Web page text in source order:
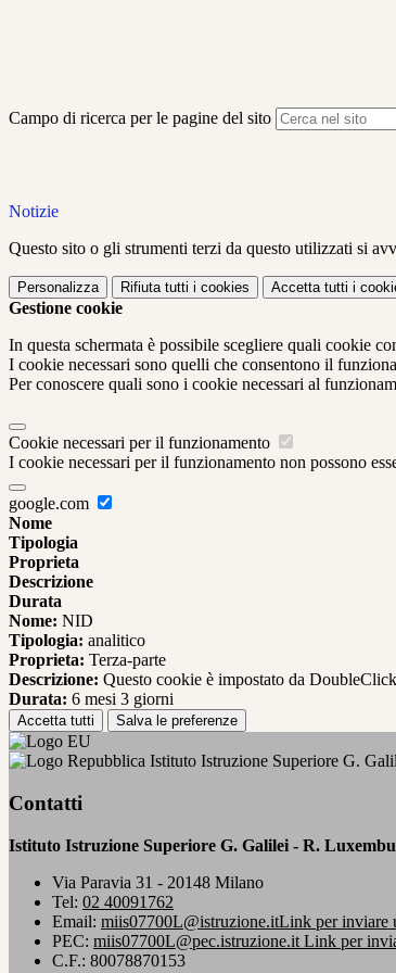
Campo di ricerca per le pagine del sito
Notizie
Questo sito o gli strumenti terzi da questo utilizzati si
Personalizza Rifiuta tutti i cookies Accetta tutti i
Gestione cookie
In questa schermata è possibile scegliere quali cookie
I cookie necessari sono quelli che consentono il
Per conoscere quali sono i cookie necessari al
Cookie necessari per il funzionamento
I cookie necessari per il funzionamento non possono
google.com
Nome
Tipologia
Proprieta
Descrizione
Durata
Nome: NID
Tipologia: analitico
Proprieta: Terza-parte
Descrizione: Questo cookie è impostato da
Durata: 6 mesi 3 giorni
Accetta tutti Salva le preferenze
Istituto Istruzione Superiore G.
Contatti
Istituto Istruzione Superiore G. Galilei - R.
Via Paravia 31 - 20148 Milano
Tel: 02 40091762
Email: miis07700L@istruzione.itLink per inviare
PEC: miis07700L@pec.istruzione.it Link per
C.F.: 80078870153